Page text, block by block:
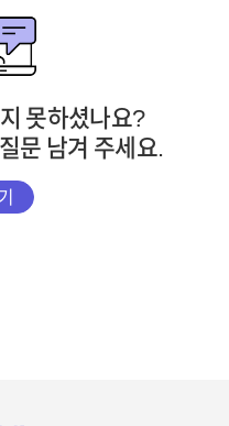
못하셨나요?
문 남겨 주세요.